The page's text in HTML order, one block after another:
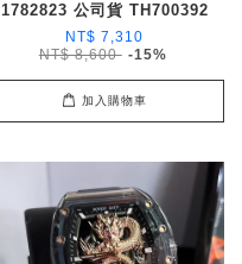
1782823 公司貨 TH700392
NT$ 7,310
NT$ 8,600 -15%
加入購物車